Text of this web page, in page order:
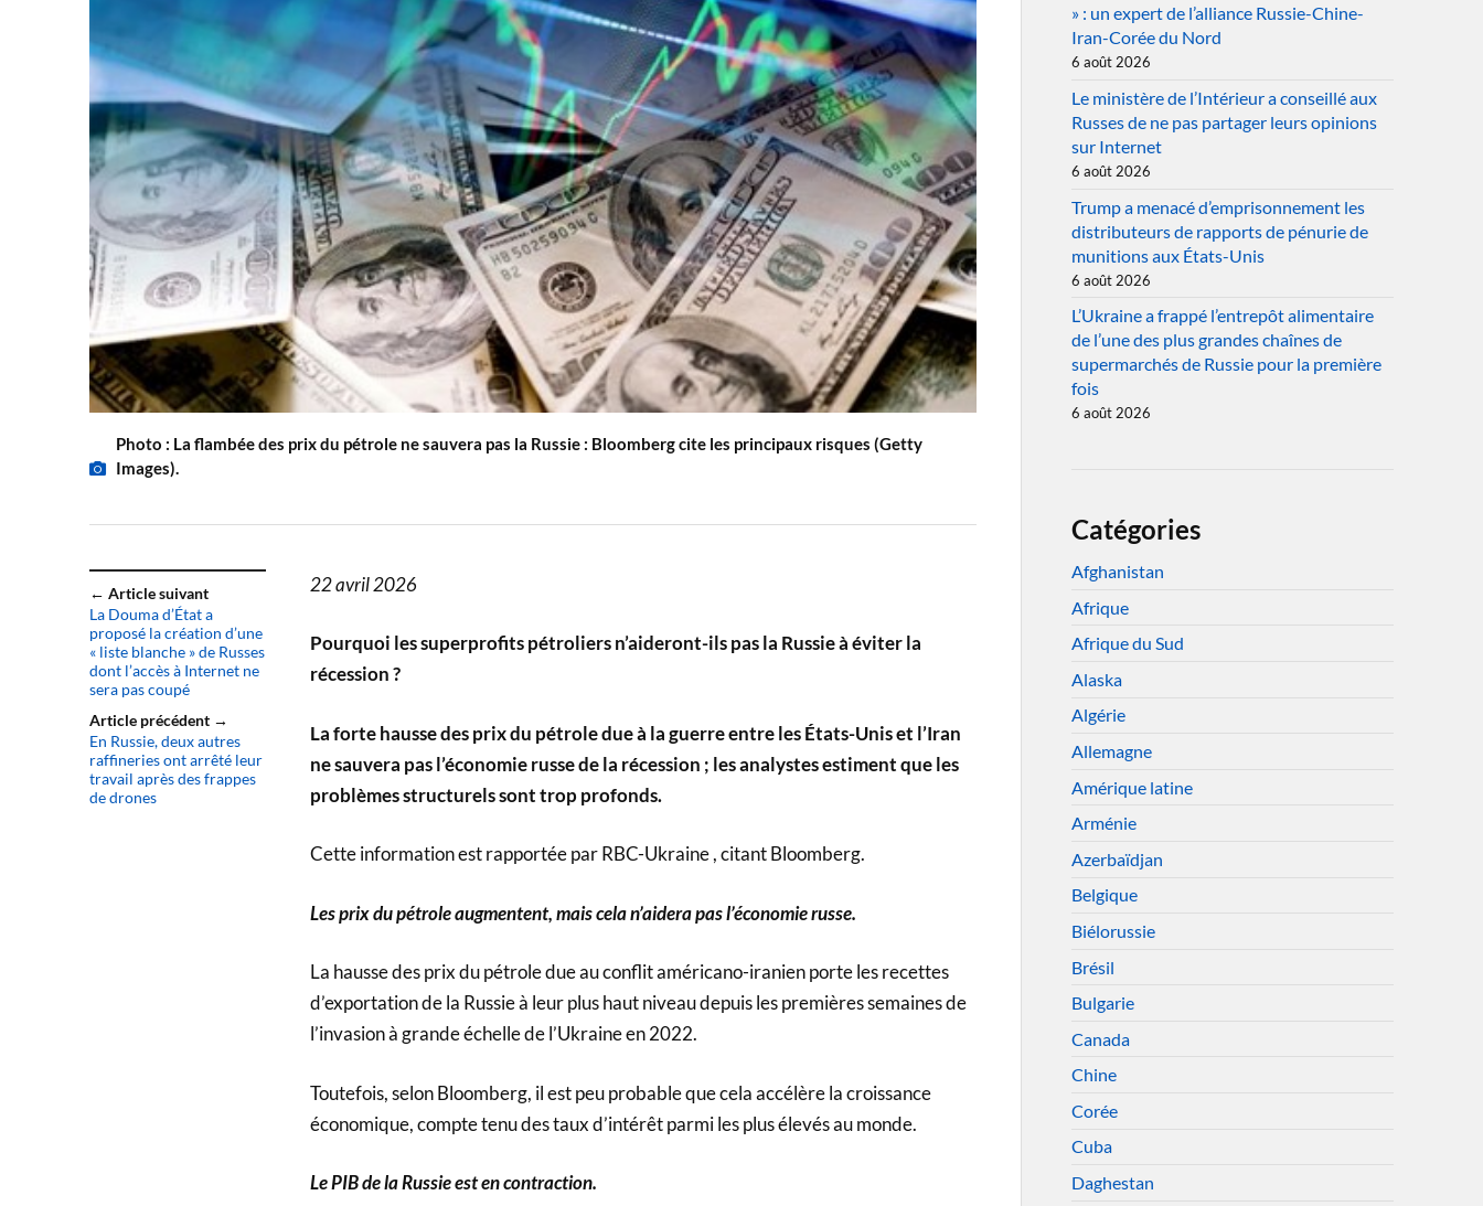
Photo : La flambée des prix du pétrole ne sauvera pas la Russie : Bloomberg cite les principaux risques (Getty
Images).
← Article suivant
La Douma d’État a
proposé la création d’une
« liste blanche » de Russes
dont l’accès à Internet ne
sera pas coupé
Article précédent →
En Russie, deux autres
raffineries ont arrêté leur
travail après des frappes
de drones
22 avril 2026
Pourquoi les superprofits pétroliers n’aideront-ils pas la Russie à éviter la
récession ?
La forte hausse des prix du pétrole due à la guerre entre les États-Unis et l’Iran
ne sauvera pas l’économie russe de la récession ; les analystes estiment que les
problèmes structurels sont trop profonds.
Cette information est rapportée par RBC-Ukraine , citant Bloomberg.
Les prix du pétrole augmentent, mais cela n’aidera pas l’économie russe.
La hausse des prix du pétrole due au conflit américano-iranien porte les recettes
d’exportation de la Russie à leur plus haut niveau depuis les premières semaines de
l’invasion à grande échelle de l’Ukraine en 2022.
Toutefois, selon Bloomberg, il est peu probable que cela accélère la croissance
économique, compte tenu des taux d’intérêt parmi les plus élevés au monde.
Le PIB de la Russie est en contraction.
» : un expert de l’alliance Russie-Chine-
Iran-Corée du Nord
6 août 2026
Le ministère de l’Intérieur a conseillé aux
Russes de ne pas partager leurs opinions
sur Internet
6 août 2026
Trump a menacé d’emprisonnement les
distributeurs de rapports de pénurie de
munitions aux États-Unis
6 août 2026
L’Ukraine a frappé l’entrepôt alimentaire
de l’une des plus grandes chaînes de
supermarchés de Russie pour la première
fois
6 août 2026
Catégories
Afghanistan
Afrique
Afrique du Sud
Alaska
Algérie
Allemagne
Amérique latine
Arménie
Azerbaïdjan
Belgique
Biélorussie
Brésil
Bulgarie
Canada
Chine
Corée
Cuba
Daghestan